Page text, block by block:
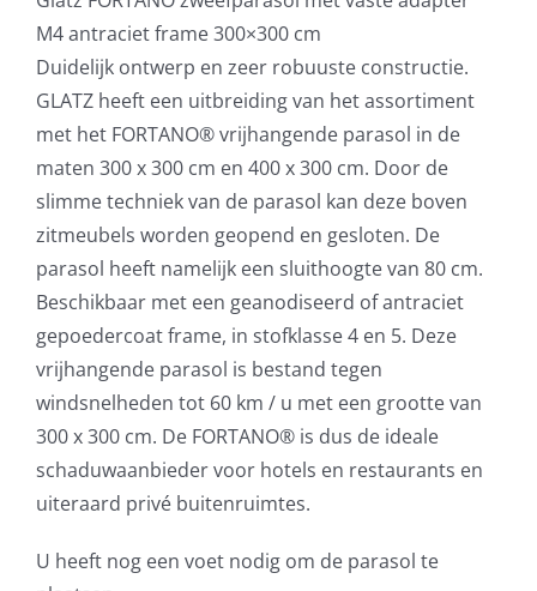
M4 antraciet frame 300×300 cm
Duidelijk ontwerp en zeer robuuste constructie.
GLATZ heeft een uitbreiding van het assortiment
met het FORTANO® vrijhangende parasol in de
maten 300 x 300 cm en 400 x 300 cm. Door de
slimme techniek van de parasol kan deze boven
zitmeubels worden geopend en gesloten. De
parasol heeft namelijk een sluithoogte van 80 cm.
Beschikbaar met een geanodiseerd of antraciet
gepoedercoat frame, in stofklasse 4 en 5. Deze
vrijhangende parasol is bestand tegen
windsnelheden tot 60 km / u met een grootte van
300 x 300 cm. De FORTANO® is dus de ideale
schaduwaanbieder voor hotels en restaurants en
uiteraard privé buitenruimtes.
U heeft nog een voet nodig om de parasol te